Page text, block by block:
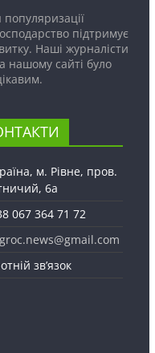
підтримує
Наші журналісти
нашому сайті було
м. Рівне, пров.
6а
067 364 71 72
зв’язок